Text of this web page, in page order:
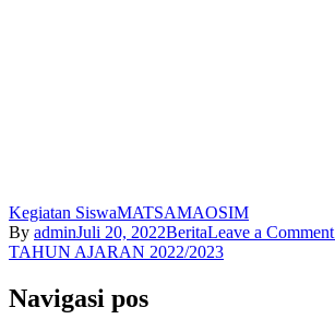
Kegiatan SiswaMATSAMAOSIM
By adminJuli 20, 2022BeritaLeave a Comment
TAHUN AJARAN 2022/2023
Navigasi pos